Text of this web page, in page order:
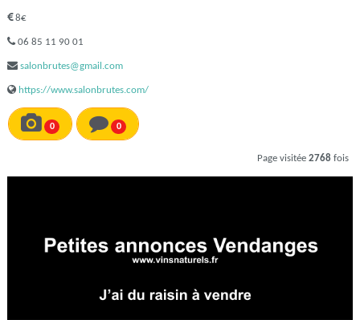
8€
06 85 11 90 01
salonbrutes@gmail.com
https://www.salonbrutes.com/
0 0
Page visitée 2768 fois